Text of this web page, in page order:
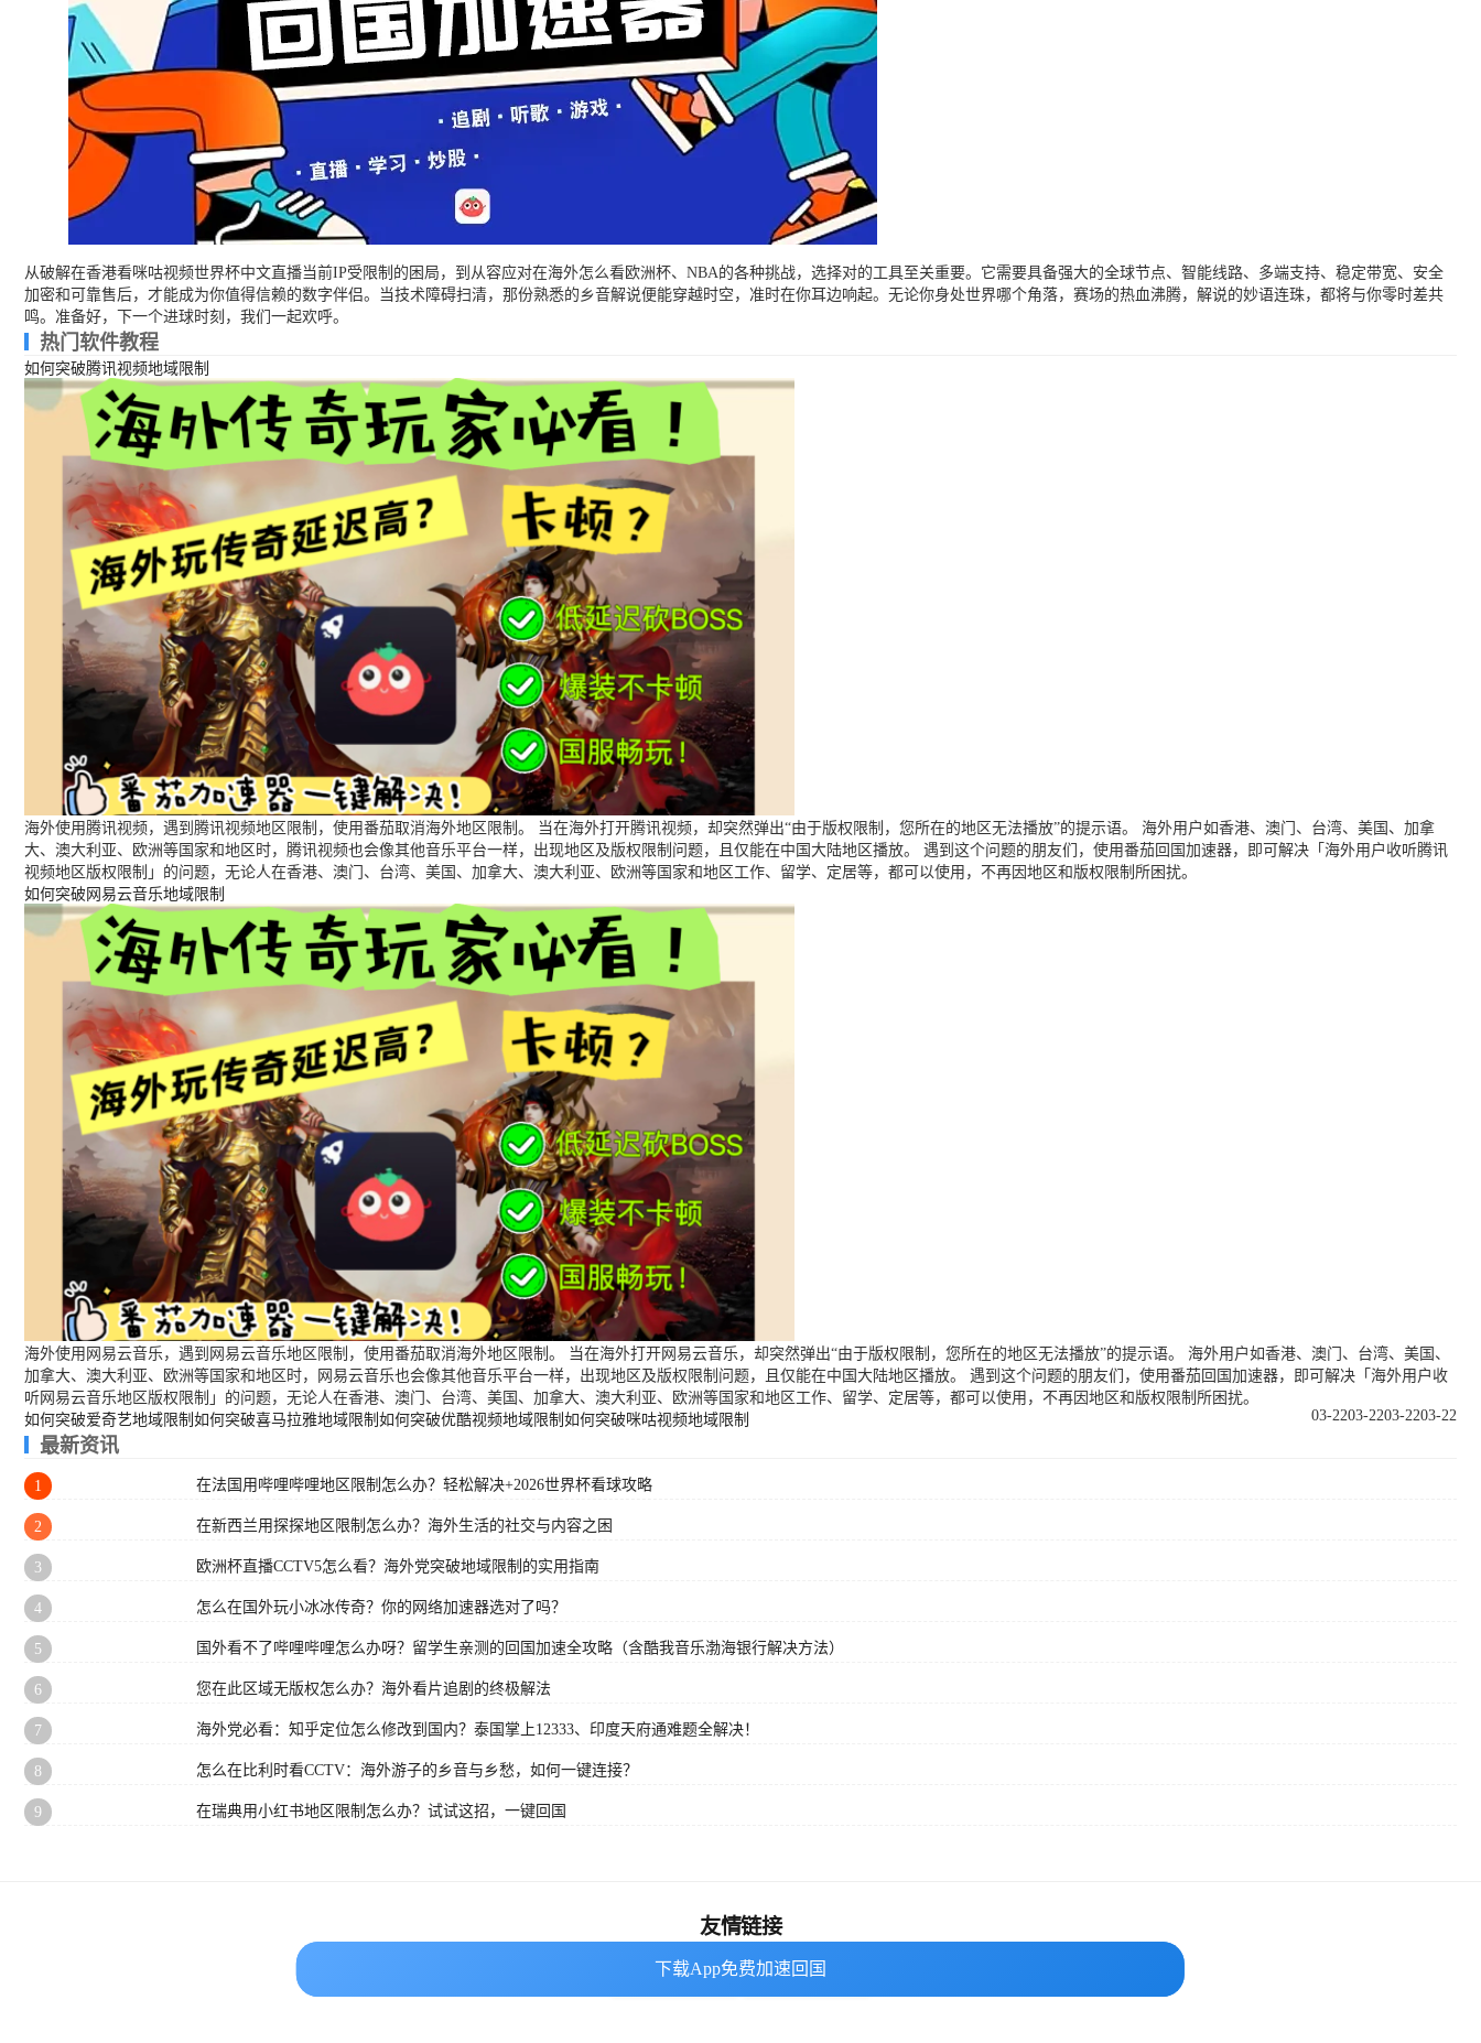
从破解在香港看咪咕视频世界杯中文直播当前IP受限制的困局，到从容应对在海外怎么看欧洲杯、NBA的各种挑战，选择对的工具至关重要。它需要具备强大的全球节点、智能线路、多端支持、稳定带宽、安全
加密和可靠售后，才能成为你值得信赖的数字伴侣。当技术障碍扫清，那份熟悉的乡音解说便能穿越时空，准时在你耳边响起。无论你身处世界哪个角落，赛场的热血沸腾，解说的妙语连珠，都将与你零时差共
鸣。准备好，下一个进球时刻，我们一起欢呼。
热门软件教程
如何突破腾讯视频地域限制
海外使用腾讯视频，遇到腾讯视频地区限制，使用番茄取消海外地区限制。 当在海外打开腾讯视频，却突然弹出“由于版权限制，您所在的地区无法播放”的提示语。 海外用户如香港、澳门、台湾、美国、加拿
大、澳大利亚、欧洲等国家和地区时，腾讯视频也会像其他音乐平台一样，出现地区及版权限制问题，且仅能在中国大陆地区播放。 遇到这个问题的朋友们，使用番茄回国加速器，即可解决「海外用户收听腾讯
视频地区版权限制」的问题，无论人在香港、澳门、台湾、美国、加拿大、澳大利亚、欧洲等国家和地区工作、留学、定居等，都可以使用，不再因地区和版权限制所困扰。
如何突破网易云音乐地域限制
海外使用网易云音乐，遇到网易云音乐地区限制，使用番茄取消海外地区限制。 当在海外打开网易云音乐，却突然弹出“由于版权限制，您所在的地区无法播放”的提示语。 海外用户如香港、澳门、台湾、美国、
加拿大、澳大利亚、欧洲等国家和地区时，网易云音乐也会像其他音乐平台一样，出现地区及版权限制问题，且仅能在中国大陆地区播放。 遇到这个问题的朋友们，使用番茄回国加速器，即可解决「海外用户收
听网易云音乐地区版权限制」的问题，无论人在香港、澳门、台湾、美国、加拿大、澳大利亚、欧洲等国家和地区工作、留学、定居等，都可以使用，不再因地区和版权限制所困扰。
如何突破爱奇艺地域限制
03-22
如何突破喜马拉雅地域限制 03-22
如何突破优酷视频地域限制 03-22
如何突破咪咕视频地域限制 03-22
最新资讯
1 在法国用哔哩哔哩地区限制怎么办？轻松解决+2026世界杯看球攻略
2 在新西兰用探探地区限制怎么办？海外生活的社交与内容之困
3 欧洲杯直播CCTV5怎么看？海外党突破地域限制的实用指南
4 怎么在国外玩小冰冰传奇？你的网络加速器选对了吗？
5 国外看不了哔哩哔哩怎么办呀？留学生亲测的回国加速全攻略（含酷我音乐渤海银行解决方法）
6 您在此区域无版权怎么办？海外看片追剧的终极解法
7 海外党必看：知乎定位怎么修改到国内？泰国掌上12333、印度天府通难题全解决！
8 怎么在比利时看CCTV：海外游子的乡音与乡愁，如何一键连接？
9 在瑞典用小红书地区限制怎么办？试试这招，一键回国
下载App免费加速回国
下载App免费加速回国
友情链接
海外回国加速器 番茄加速器